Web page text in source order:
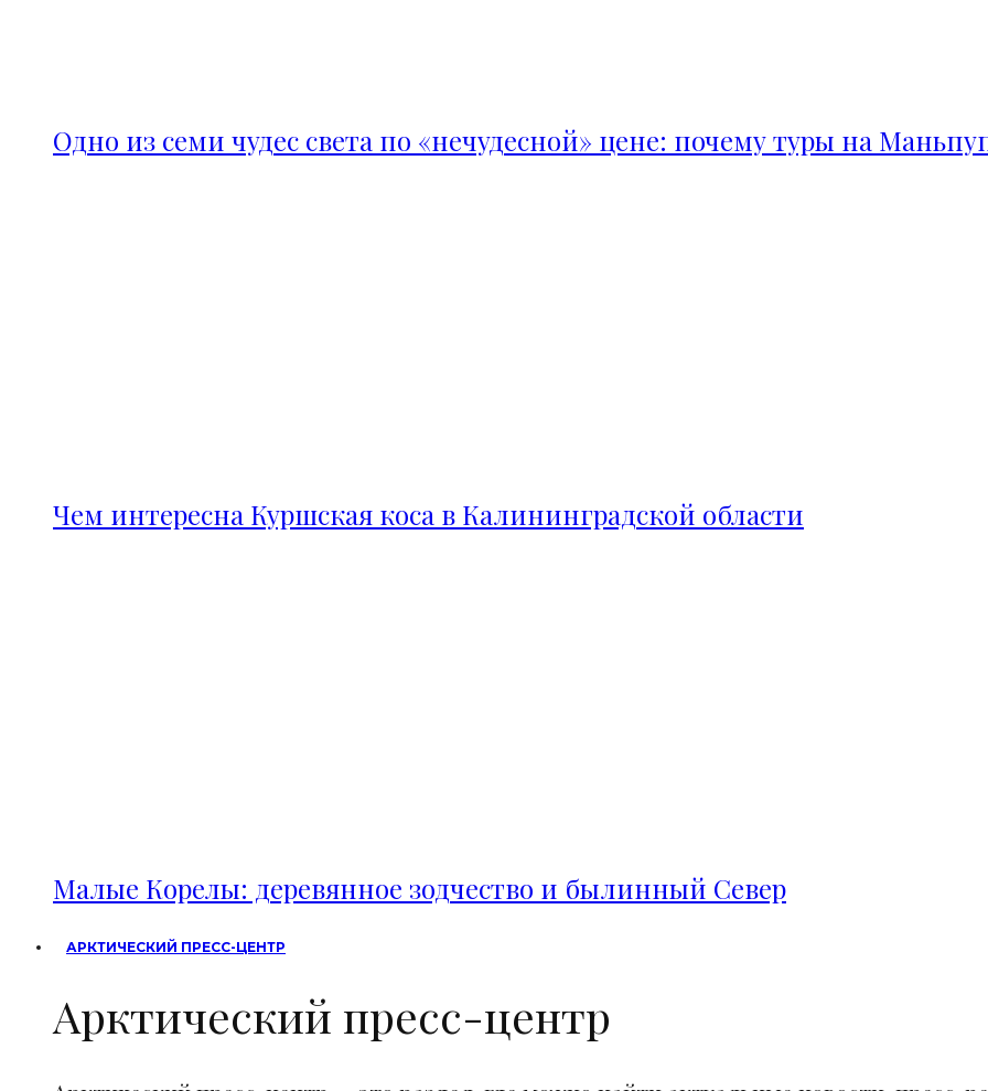
Одно из семи чудес света по «нечудесной» цене: почему туры на
Чем интересна Куршская коса в Калининградской области
Малые Корелы: деревянное зодчество и былинный Север
АРКТИЧЕСКИЙ ПРЕСС-ЦЕНТР
Арктический пресс-центр